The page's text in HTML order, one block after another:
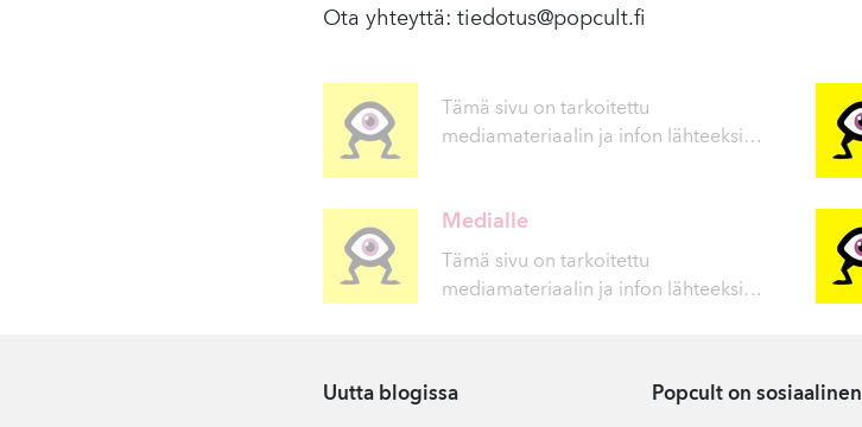
Ota yhteyttä: tiedotus@popcult.fi
Tämä sivu on tarkoitettu
mediamateriaalin ja infon lähteeksi…
Medialle
Tämä sivu on tarkoitettu
mediamateriaalin ja infon lähteeksi…
Uutta blogissa Popcult on sosiaalinen